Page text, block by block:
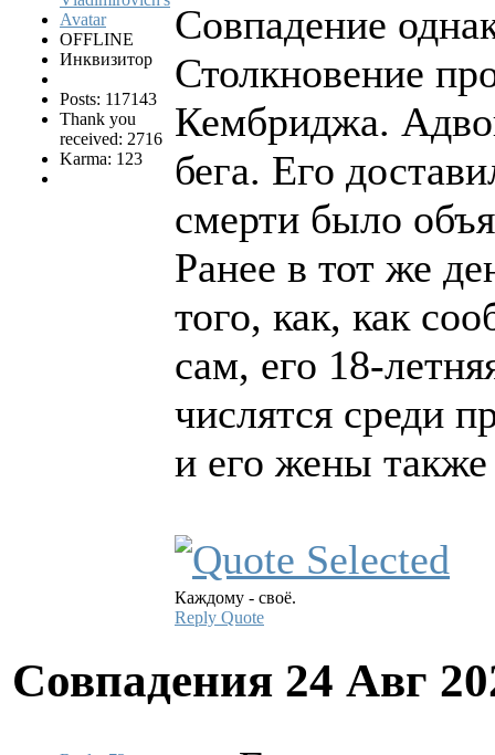
OFFLINE
Инквизитор
Posts: 117143
Thank you
received: 2716
Karma: 123
Совпадение
Столкновение
Кембриджа.
бега. Его
смерти было
Ранее в тот же
того, как, как
сам, его 18-
числятся среди
и его жены также
Каждому - своё.
Reply Quote
Совпадения 24 Авг